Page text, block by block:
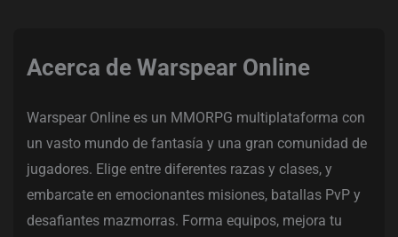
Acerca de Warspear Online
Warspear Online es un MMORPG multiplataforma con
un vasto mundo de fantasía y una gran comunidad de
jugadores. Elige entre diferentes razas y clases, y
embarcate en emocionantes misiones, batallas PvP y
desafiantes mazmorras. Forma equipos, mejora tu